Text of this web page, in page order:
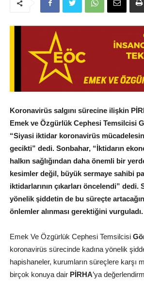
Koronavirüs salgını sürecine ilişkin
Emek ve Özgürlük Cephesi Temsilcisi
“Siyasi iktidar koronavirüs
gecikti” dedi. Sonbahar, “İktidarın
halkın sağlığından daha önemli bir
kesimler değil, büyük sermaye sahibi
iktidarlarının çıkarları öncelendi” dedi.
yönelik şiddetin de bu süreçte
önlemler alınması gerektiğini vurguladı.
Emek Ve Özgürlük Cephesi Temsilcisi
koronavirüs sürecinde kadına yönelik
hapishaneler, kurumların süreçlere karşı
birçok konuya dair PİRHA’ya